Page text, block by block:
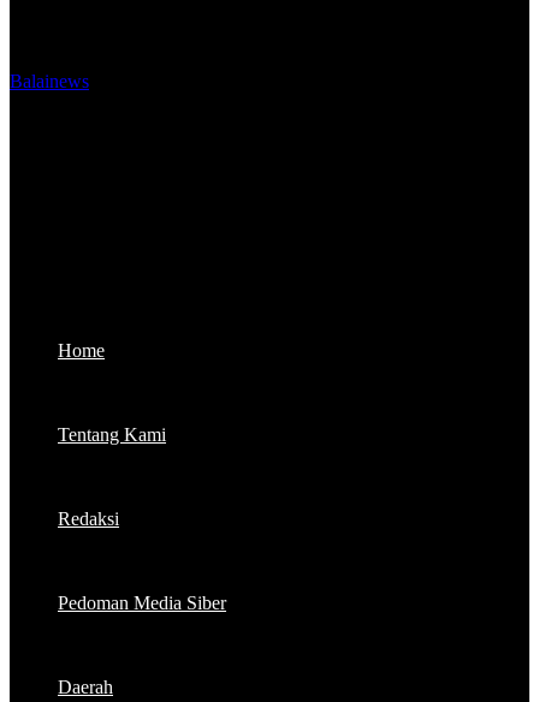
Balainews
Home
Tentang Kami
Redaksi
Pedoman Media Siber
Daerah